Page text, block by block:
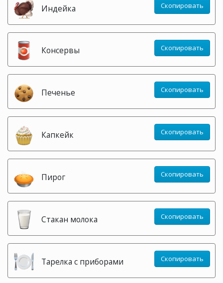
Индейка Скопировать
Консервы Скопировать
Печенье Скопировать
Капкейк Скопировать
Пирог Скопировать
Стакан молока Скопировать
Тарелка с приборами Скопировать